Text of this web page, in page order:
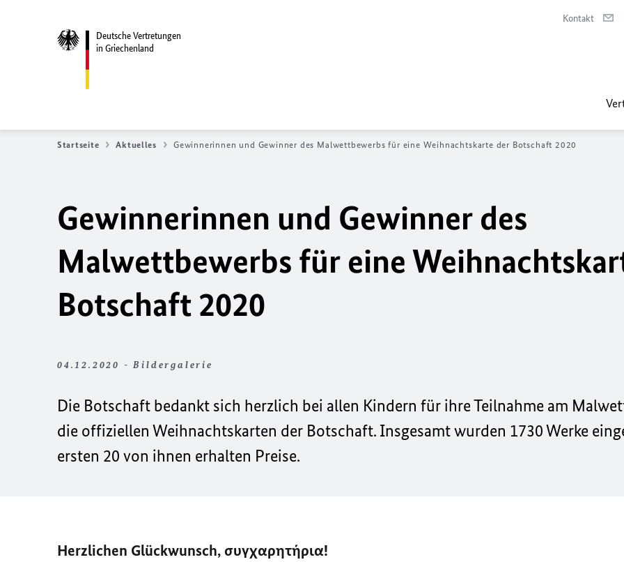
Deutsche Vertretungen
in Griechenland
Kontakt
Startseite Aktuelles Gewinnerinnen und Gewinner des Malwettbewerbs für eine Weihnachtskarte der Botschaft 2020
Gewinnerinnen und Gewinner des
Malwettbewerbs für eine
Botschaft 2020
04.12.2020 - Bildergalerie
Die Botschaft bedankt sich herzlich bei allen Kindern für ihre Teilnahme am
die offiziellen Weihnachtskarten der Botschaft. Insgesamt wurden 1730 Werke
ersten 20 von ihnen erhalten Preise.
Herzlichen Glückwunsch, συγχαρητήρια!